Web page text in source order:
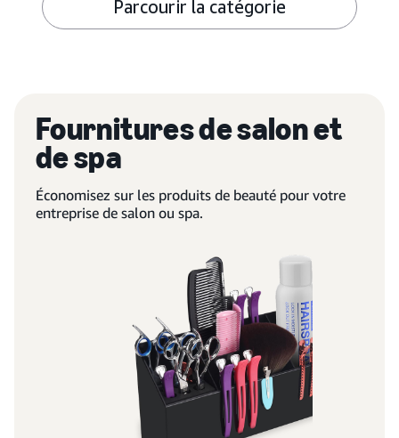
Parcourir la catégorie
Fournitures de salon et
de spa
Économisez sur les produits de beauté pour votre
entreprise de salon ou spa.